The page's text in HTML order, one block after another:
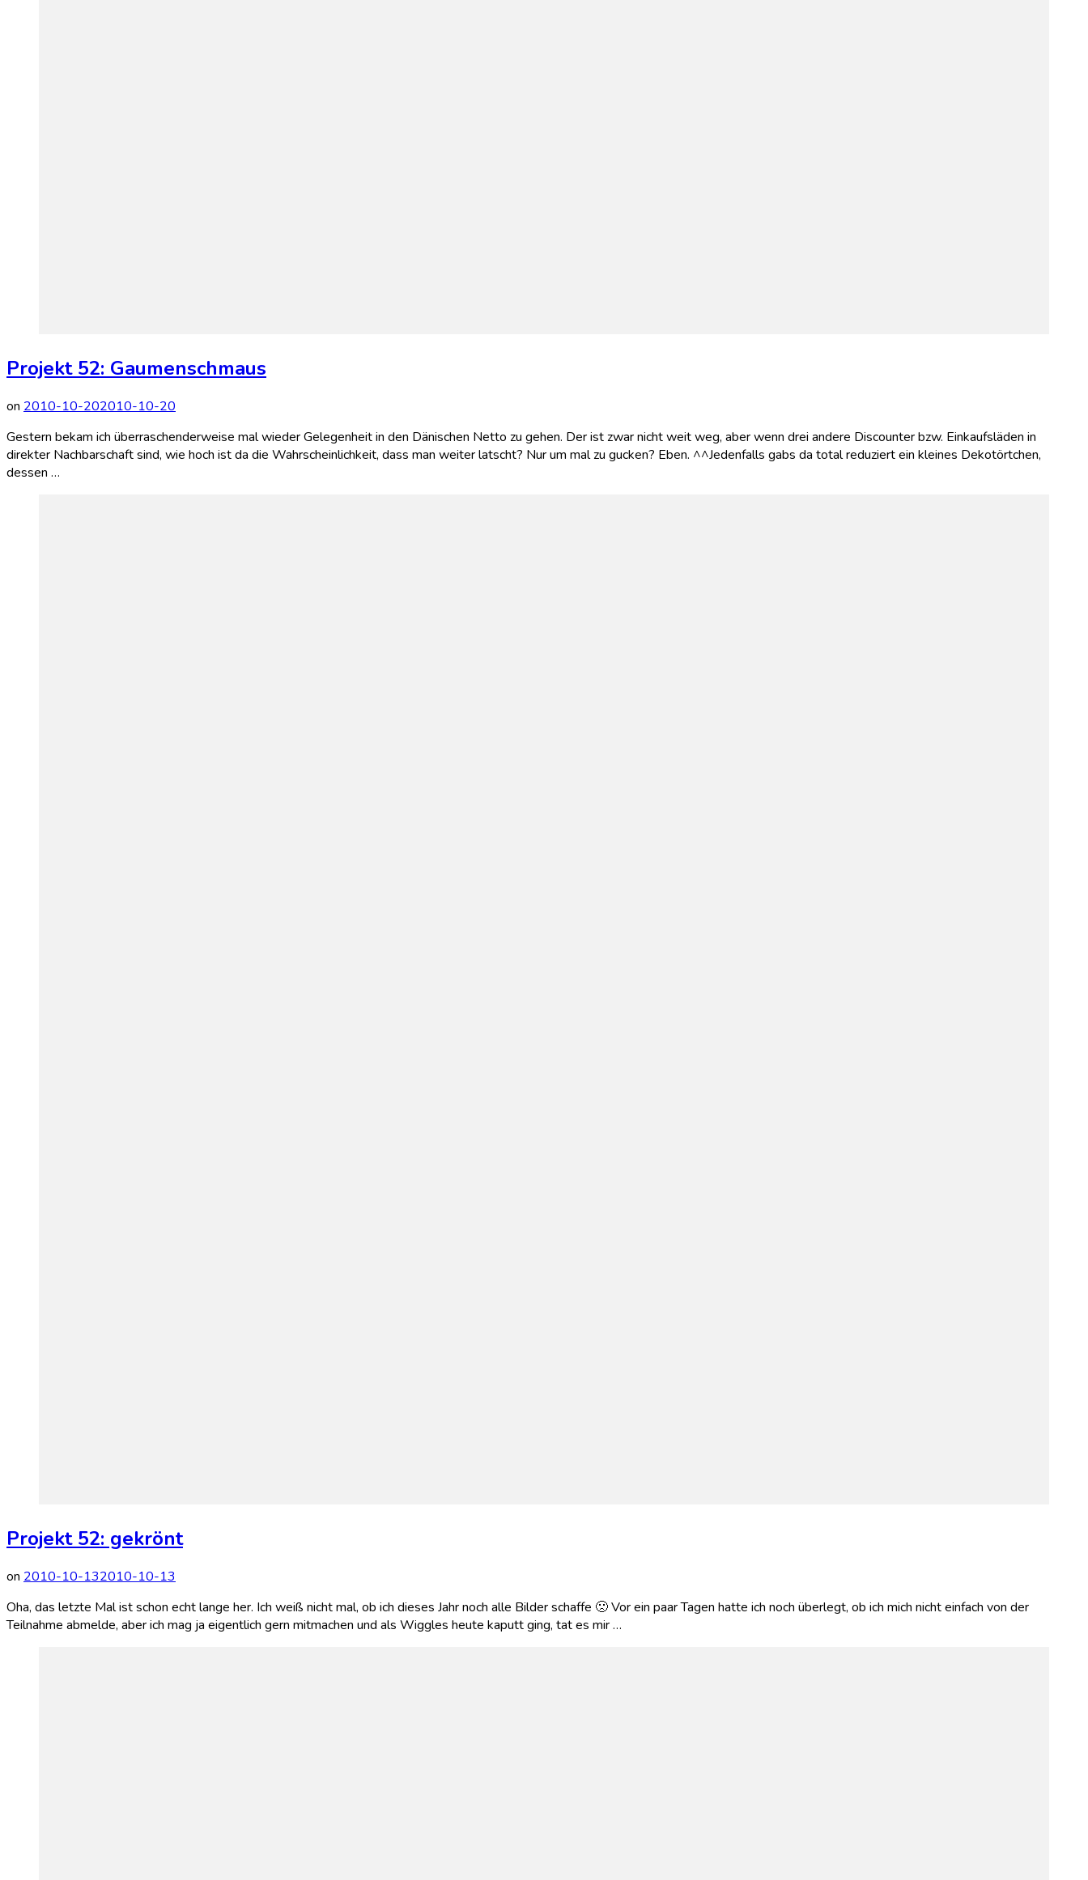
Projekt 52: Gaumenschmaus
on 2010-10-202010-10-20
Gestern bekam ich überraschenderweise mal wieder Gelegenheit in den Dänischen Netto zu gehen. Der ist zwar nicht weit weg, aber wenn drei andere Discounter bzw. Einkaufsläden in
direkter Nachbarschaft sind, wie hoch ist da die Wahrscheinlichkeit, dass man weiter latscht? Nur um mal zu gucken? Eben. ^^Jedenfalls gabs da total reduziert ein kleines Dekotörtchen,
dessen …
Projekt 52: gekrönt
on 2010-10-132010-10-13
Oha, das letzte Mal ist schon echt lange her. Ich weiß nicht mal, ob ich dieses Jahr noch alle Bilder schaffe 🙁 Vor ein paar Tagen hatte ich noch überlegt, ob ich mich nicht einfach von der
Teilnahme abmelde, aber ich mag ja eigentlich gern mitmachen und als Wiggles heute kaputt ging, tat es mir …